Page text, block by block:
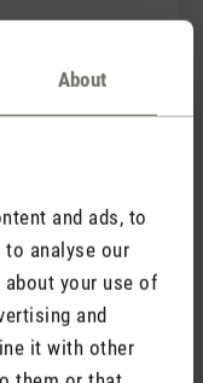
About
and ads, to
analyse our
your use of
and
it with other
gegangen.
Sie
Sie
mit uns